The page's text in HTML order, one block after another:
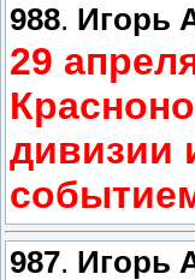
988. Игорь
29
дивизии
987. Игорь